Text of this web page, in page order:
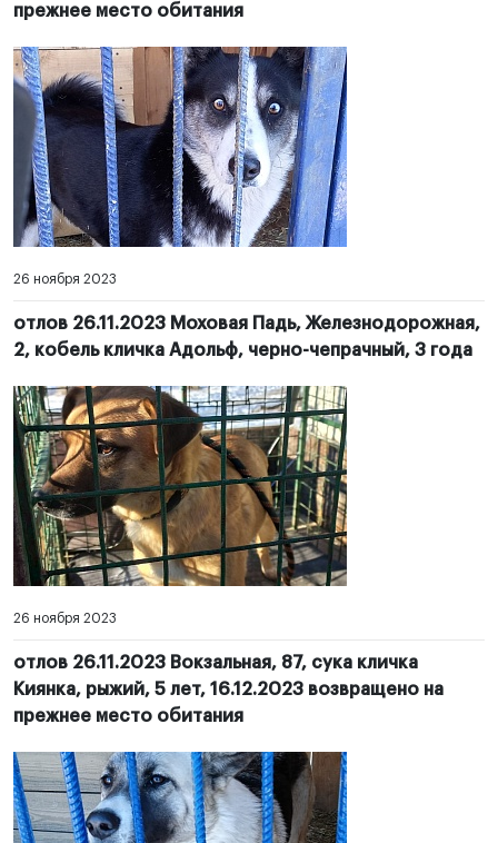
прежнее место обитания
26 ноября 2023
отлов 26.11.2023 Моховая Падь, Железнодорожная,
2, кобель кличка Адольф, черно-чепрачный, 3 года
26 ноября 2023
отлов 26.11.2023 Вокзальная, 87, сука кличка
Киянка, рыжий, 5 лет, 16.12.2023 возвращено на
прежнее место обитания